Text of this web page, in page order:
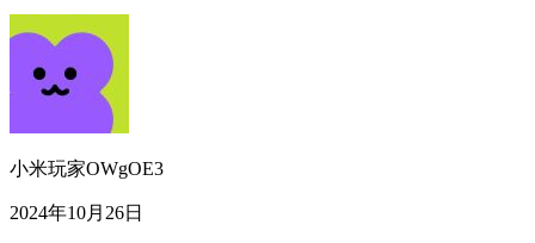
小米玩家OWgOE3
2024年10月26日